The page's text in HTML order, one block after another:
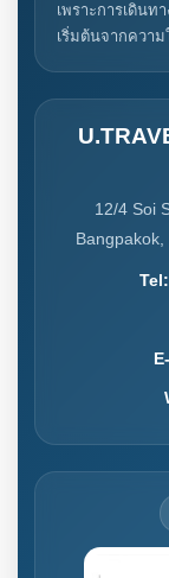
เพราะการเดิน
เริ่มต้นจากความ
12/4 Soi
Tel: